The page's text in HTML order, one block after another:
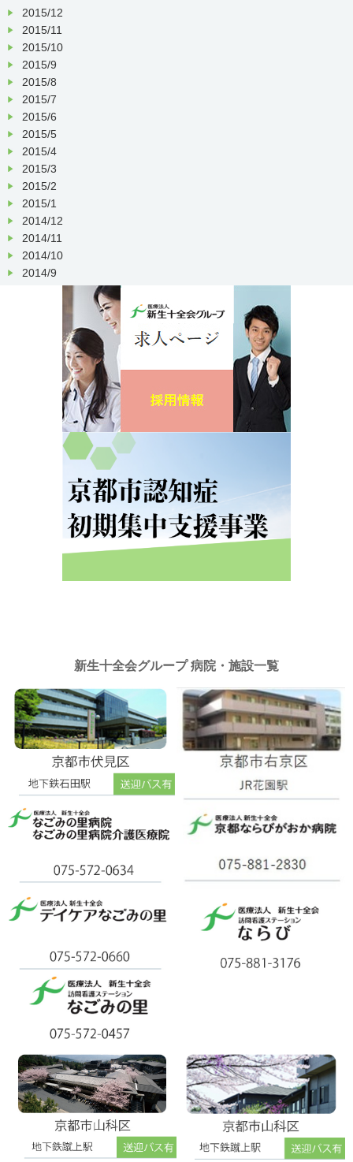
2015/12
2015/11
2015/10
2015/9
2015/8
2015/7
2015/6
2015/5
2015/4
2015/3
2015/2
2015/1
2014/12
2014/11
2014/10
2014/9
新生十全会グループ 病院・施設一覧